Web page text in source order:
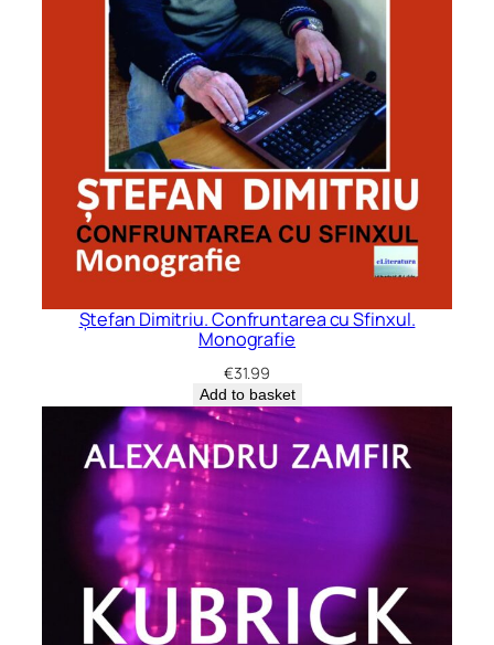
Ștefan Dimitriu. Confruntarea cu Sfinxul.
Monografie
€31.99
Add to basket